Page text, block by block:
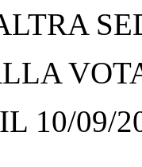
10/09/